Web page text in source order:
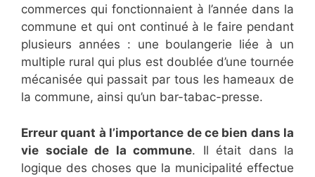
commerces qui fonctionnaient à l’année dans la
commune et qui ont continué à le faire pendant
plusieurs années : une boulangerie liée à un
multiple rural qui plus est doublée d’une tournée
mécanisée qui passait par tous les hameaux de
la commune, ainsi qu’un bar-tabac-presse.
Erreur quant à l’importance de ce bien dans la
vie sociale de la commune. Il était dans la
logique des choses que la municipalité effectue